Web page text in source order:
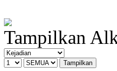
Tampilkan